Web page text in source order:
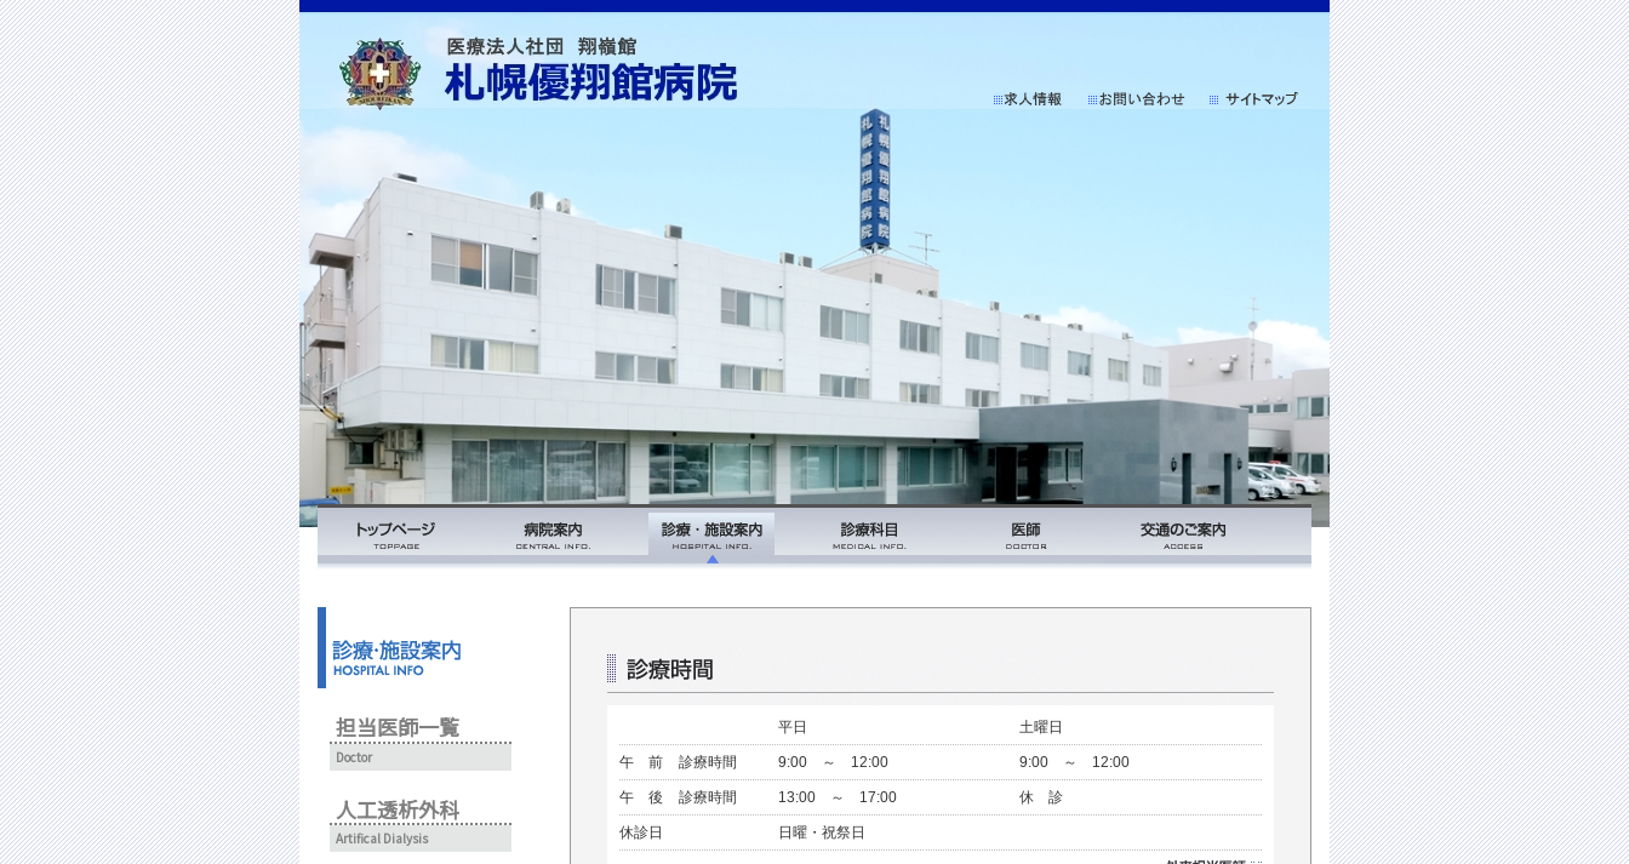
看護部 消化器内科
消化器外科
呼吸器内科
循環器内科
整形外科
平日 土曜日
午 前 診療時間 9:00 ～ 12:00 9:00 ～ 12:00
午 後 診療時間 13:00 ～ 17:00 休 診
休診日 日曜・祝祭日
担当医師一覧
Doctor
人工透析外科
Artifical Dialysis